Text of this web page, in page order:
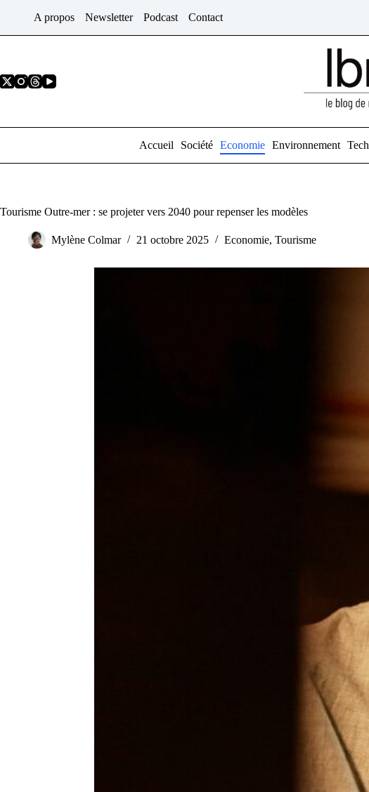
A propos Newsletter Podcast Contact
Accueil Société Economie Environnement Tech
Tourisme Outre-mer : se projeter vers 2040 pour repenser les modèles
Mylène Colmar 21 octobre 2025 Economie, Tourisme